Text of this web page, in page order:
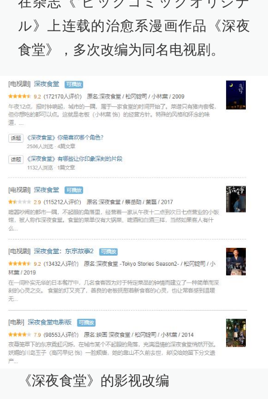
ル》上连载的治愈系漫画作品《深夜
食堂》，多次改编为同名电视剧。
《深夜食堂》的影视改编